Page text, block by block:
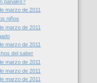
pañales?
marzo de 2011
niños
marzo de 2011
marzo de 2011
del saber
marzo de 2011
marzo de 2011
marzo de 2011